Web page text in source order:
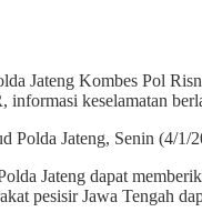
Jateng Kombes Pol
informasi keselamatan
Polda Jateng, Senin (4/1/
Jateng dapat
pesisir Jawa Tengah